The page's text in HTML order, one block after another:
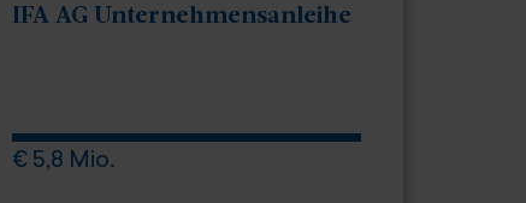
IFA AG Unternehmensanleihe
€ 5,8 Mio.